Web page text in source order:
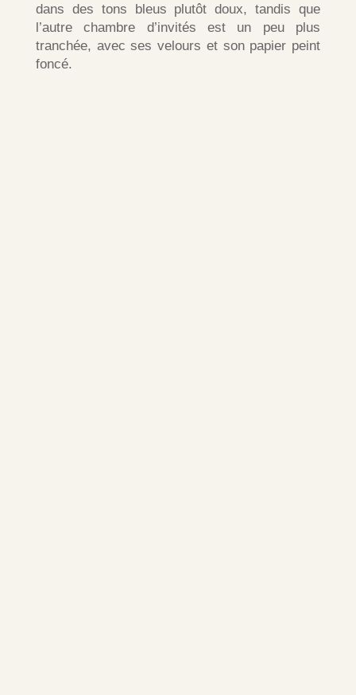
dans des tons bleus plutôt doux, tandis que
l’autre chambre d’invités est un peu plus
tranchée, avec ses velours et son papier peint
foncé.